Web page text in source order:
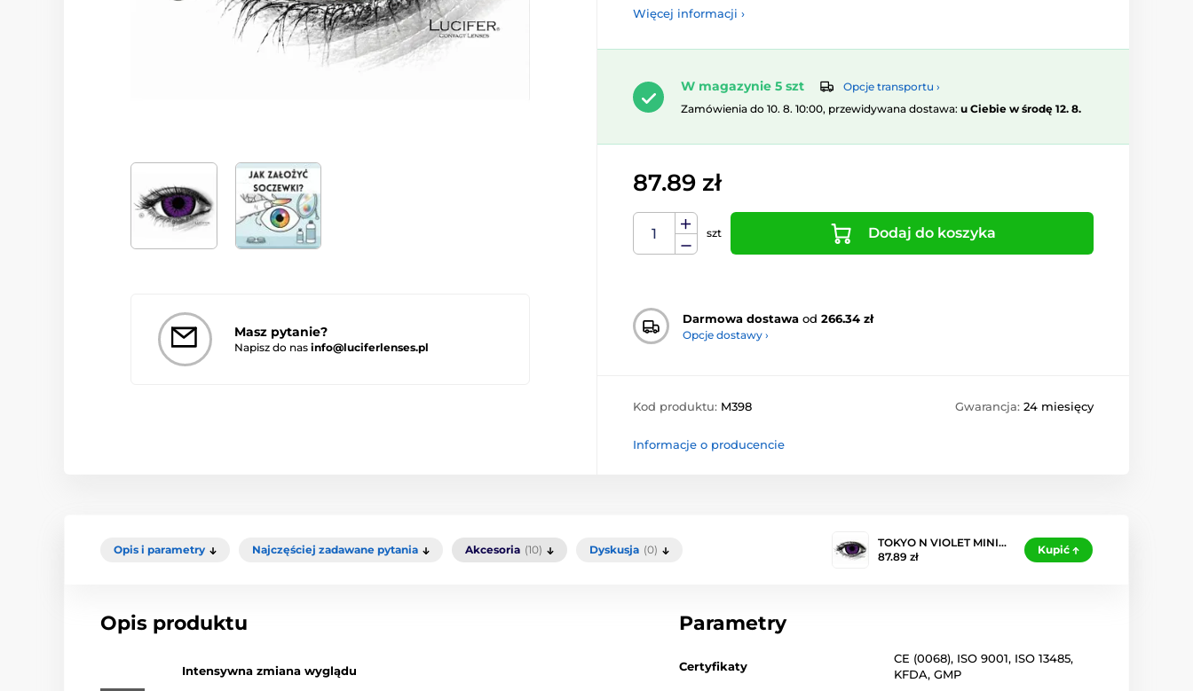
Masz pytanie?
Napisz do nas info@luciferlenses.pl
Więcej informacji ›
W magazynie 5 szt
Opcje transportu ›
Zamówienia do 10. 8. 10:00, przewidywana dostawa: u Ciebie w środę 12. 8.
87.89 zł
szt Dodaj do koszyka
Darmowa dostawa od 266.34 zł
Opcje dostawy ›
Kod produktu: M398 Gwarancja: 24 miesięcy
Informacje o producencie
Opis i parametry Najczęściej zadawane pytania Akcesoria (10) Dyskusja (0)
TOKYO N VIOLET MINI…
87.89 zł
Kupić
Opis produktu
Intensywna zmiana wyglądu
Parametry
Certyfikaty
CE (0068), ISO 9001, ISO 13485,
KFDA,GMP